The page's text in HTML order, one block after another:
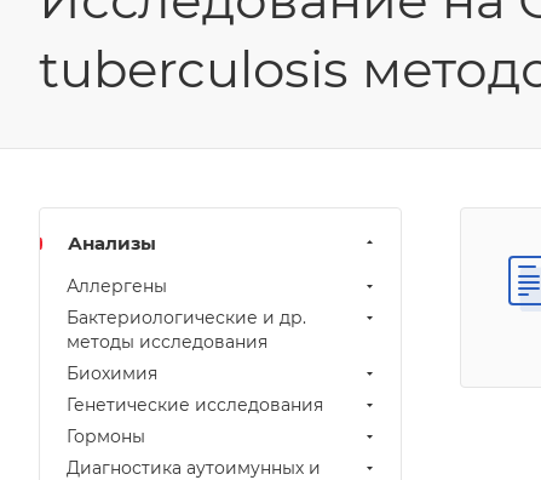
tuberculosis
Анализы
Аллергены
Бактериологические и др.
методы исследования
Биохимия
Генетические исследования
Гормоны
Диагностика аутоимунных и